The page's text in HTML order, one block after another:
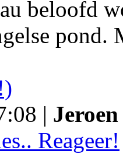
beloofd
pond.
|
Reageer!